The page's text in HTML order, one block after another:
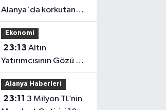
Alanya'da korkutan
yangın
Ekonomi
23:13 Altın
Yatırımcısının Gözü 9
Bin TL’de
Alanya Haberleri
23:11